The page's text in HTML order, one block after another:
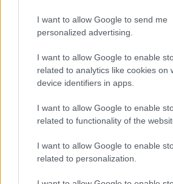
I want to allow Google to send me
personalized advertising.
I want to allow Google to enable
related to analytics like cookies on
device identifiers in apps.
I want to allow Google to enable
related to functionality of the
I want to allow Google to enable
related to personalization.
VAGY